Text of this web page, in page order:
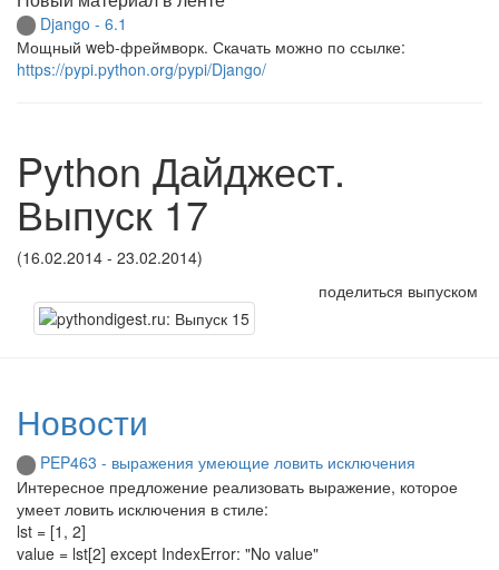
Django - 6.1
Мощный web-фреймворк. Скачать можно по ссылке:
https://pypi.python.org/pypi/Django/
Python Дайджест.
Выпуск 17
(16.02.2014 - 23.02.2014)
поделиться выпуском
Новости
PEP463 - выражения умеющие ловить исключения
Интересное предложение реализовать выражение, которое
умеет ловить исключения в стиле:
lst = [1, 2]
value = lst[2] except IndexError: "No value"